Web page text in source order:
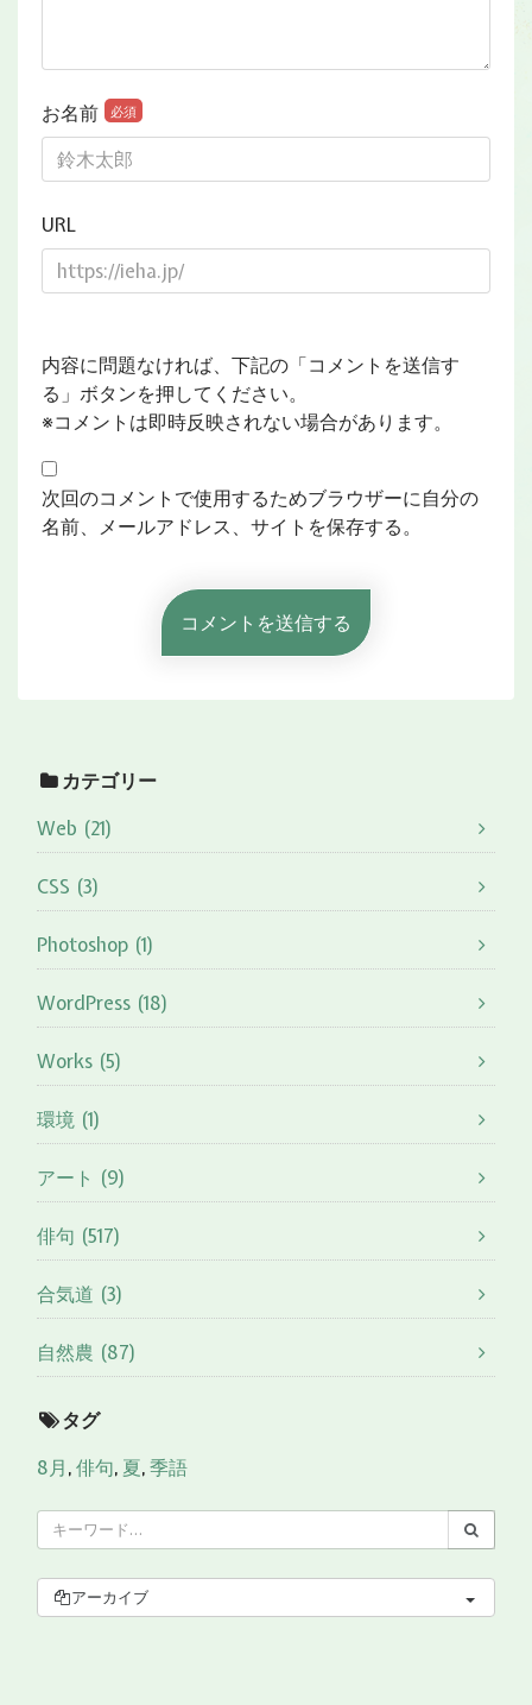
お名前 必須
URL
内容に問題なければ、下記の「コメントを送信す
る」ボタンを押してください。
※コメントは即時反映されない場合があります。
次回のコメントで使用するためブラウザーに自分の
名前、メールアドレス、サイトを保存する。
カテゴリー
Web (21)
CSS (3)
Photoshop (1)
WordPress (18)
Works (5)
環境 (1)
アート (9)
俳句 (517)
合気道 (3)
自然農 (87)
タグ
8月,俳句, 夏,季語
アーカイブ